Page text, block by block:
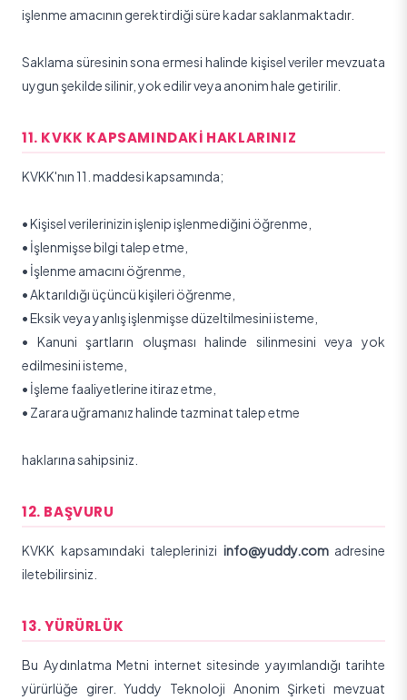
işlenme amacının gerektirdiği süre kadar saklanmaktadır.
Saklama süresinin sona ermesi halinde kişisel veriler mevzuata
uygun şekilde silinir, yok edilir veya anonim hale getirilir.
11. KVKK KAPSAMINDAKI HAKLARINIZ
KVKK'nın 11. maddesi kapsamında;
•Kişisel verilerinizin işlenip işlenmediğini öğrenme,
• İşlenmişse bilgi talep etme,
• İşlenme amacını öğrenme,
•Aktarıldığı üçüncü kişileri öğrenme,
•Eksik veya yanlış işlenmişse düzeltilmesini isteme,
• Kanuni şartların oluşması halinde silinmesini veya yok
edilmesini isteme,
• İşleme faaliyetlerine itiraz etme,
• Zarara uğramanız halinde tazminat talep etme
haklarına sahipsiniz.
12. BAŞVURU
KVKK kapsamındaki taleplerinizi info@yuddy.comadresine
iletebilirsiniz.
13. YÜRÜRLÜK
Bu Aydınlatma Metni internet sitesinde yayımlandığı tarihte
yürürlüğe girer.Yuddy Teknoloji Anonim Şirketi mevzuat